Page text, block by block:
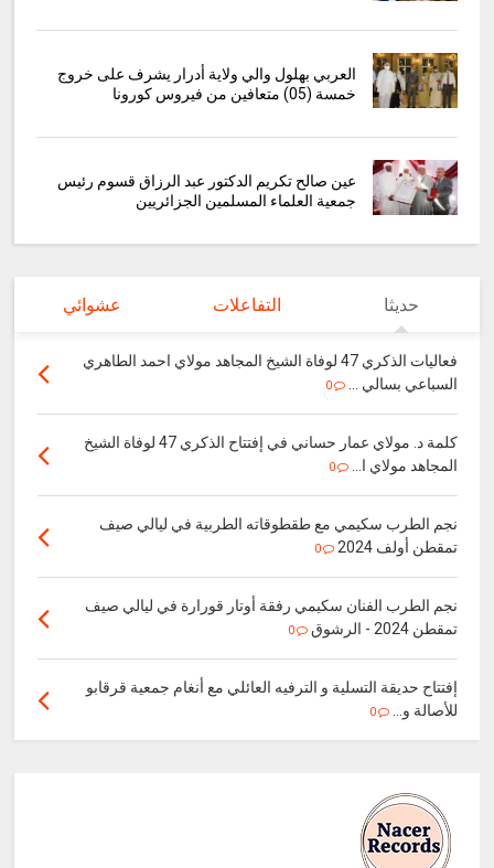
العربي بهلول والي ولاية أدرار يشرف على خروج
خمسة (05) متعافين من فيروس كورونا
عين صالح تكريم الدكتور عبد الرزاق قسوم رئيس
جمعية العلماء المسلمين الجزائريين
حديثا التفاعلات عشوائي
فعاليات الذكري 47 لوفاة الشيخ المجاهد مولاي احمد الطاهري
السباعي بسالي ...
0
كلمة د. مولاي عمار حساني في إفتتاح الذكري 47 لوفاة الشيخ
المجاهد مولاي ا...
0
نجم الطرب سكيمي مع طقطوقاته الطربية في ليالي صيف
تمقطن أولف 2024
0
نجم الطرب الفنان سكيمي رفقة أوتار قورارة في ليالي صيف
تمقطن 2024 - الرشوق
0
إفتتاح حديقة التسلية و الترفيه العائلي مع أنغام جمعية قرقابو
للأصالة و...
0